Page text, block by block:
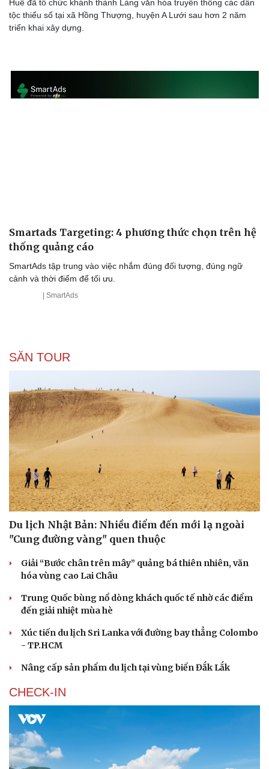
Sân khấu - Điện ảnh
Văn học
Di sản
Nghệ sĩ
Du lịch
Podcast
Huế đã tổ chức khánh thành Làng văn hóa truyền thống các dân
tộc thiểu số tại xã Hồng Thượng, huyện A Lưới sau hơn 2 năm
triển khai xây dựng.
Smartads Targeting: 4 phương thức chọn trên hệ
thống quảng cáo
SmartAds tập trung vào việc nhắm đúng đối tượng, đúng ngữ
cảnh và thời điểm để tối ưu.
| SmartAds
SĂN TOUR
Du lịch Nhật Bản: Nhiều điểm đến mới lạ ngoài
"Cung đường vàng" quen thuộc
Giải “Bước chân trên mây” quảng bá thiên nhiên, văn
hóa vùng cao Lai Châu
Trung Quốc bùng nổ dòng khách quốc tế nhờ các điểm
đến giải nhiệt mùa hè
Xúc tiến du lịch Sri Lanka với đường bay thẳng Colombo
- TP.HCM
Nâng cấp sản phẩm du lịch tại vùng biển Đắk Lắk
CHECK-IN